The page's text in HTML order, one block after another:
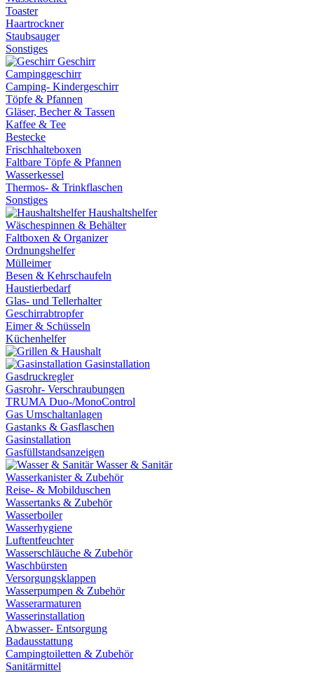
Toaster
Haartrockner
Staubsauger
Sonstiges
Geschirr
Campinggeschirr
Camping- Kindergeschirr
Töpfe & Pfannen
Gläser, Becher & Tassen
Kaffee & Tee
Bestecke
Frischhalteboxen
Faltbare Töpfe & Pfannen
Wasserkessel
Thermos- & Trinkflaschen
Sonstiges
Haushaltshelfer
Wäschespinnen & Behälter
Faltboxen & Organizer
Ordnungshelfer
Mülleimer
Besen & Kehrschaufeln
Haustierbedarf
Glas- und Tellerhalter
Geschirrabtropfer
Eimer & Schüsseln
Küchenhelfer
Gasinstallation
Gasdruckregler
Gasrohr- Verschraubungen
TRUMA Duo-/MonoControl
Gas Umschaltanlagen
Gastanks & Gasflaschen
Gasinstallation
Gasfüllstandsanzeigen
Wasser & Sanitär
Wasserkanister & Zubehör
Reise- & Mobilduschen
Wassertanks & Zubehör
Wasserboiler
Wasserhygiene
Luftentfeuchter
Wasserschläuche & Zubehör
Waschbürsten
Versorgungsklappen
Wasserpumpen & Zubehör
Wasserarmaturen
Wasserinstallation
Abwasser- Entsorgung
Badausstattung
Campingtoiletten & Zubehör
Sanitärmittel